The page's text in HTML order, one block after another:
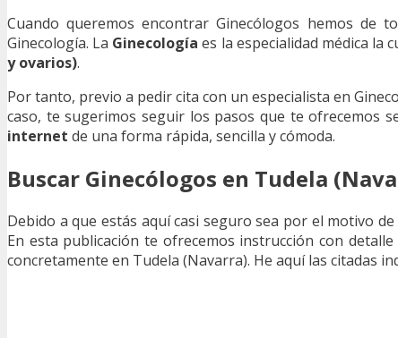
Cuando queremos encontrar Ginecólogos hemos de
Ginecología. La Ginecología es la especialidad médica la
y ovarios).
Por tanto, previo a pedir cita con un especialista en
caso, te sugerimos seguir los pasos que te ofrecemos
internet de una forma rápida, sencilla y cómoda.
Buscar Ginecólogos en Tudela
Debido a que estás aquí casi seguro sea por el motivo
En esta publicación te ofrecemos instrucción con
concretamente en Tudela (Navarra). He aquí las citadas